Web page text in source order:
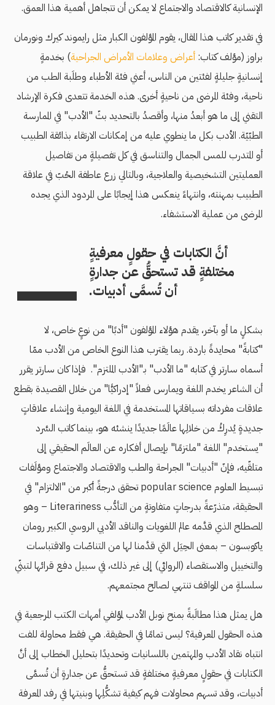
الإنسانية كالاقتصاد والاجتماع لا يمكن أن تتجاهل أهمية هذا العمق.
في تقدير كاتب هذا المقال، يقوم المؤلفون الكبار مثل رايموند كيرك ونورمان
براوز (مؤلف كتاب: أعراض وعلامات الأمراض الجراحية) بخدمةٍ
إنسانيةٍ جليلةٍ لفئتين من الناس، أعني فئة الأطباء وطلَبة الطب من
ناحية، وفئة المرضى من ناحيةٍ أخرى. هذه الخدمة تتعدى فكرة الإرشاد
التقني إلى ما هو أبعدُ منها، وأقصدُ بالتحديد بثّ "الأدب" في الممارسة
الطبّيّة. الأدب بكل ما ينطوي عليه من إمكانات الارتقاء بذائقة الطبيب
أو المتدرب للمس الجمال والتناسق في كل تفصيلةٍ من تفاصيل
العمليتين التشخيصية والعلاجية، وبالتالي زرع عاطفة الحُبّ في علاقة
الطبيب بمهنته، وانتهاءً ينعكس هذا إيجابًا على المردود الذي يجده
المرضى من عملية الاستشفاء.
أنَّ الكتابات في حقولٍ معرفيةٍ
مختلفةٍ قد تستحقُّ عن جدارةٍ
أن تُسمَّى أدبيات.
بشكلٍ ما أو بآخر، يقدم هؤلاء المؤلفون "أدبًا" من نوعٍ خاص، لا
"كتابةً" محايدةً باردة. ربما يقترب هذا النوع الخاص من الأدب ممّا
أسماه سارتر في كتابه "ما الأدب" بـ"الأدب الملتزم". فإذا كان سارتر يقرر
أن الشاعر يخدم اللغة ويمارس فعلاً "إدراكيًّا" من خلال القصيدة بقطع
علاقات مفرداته بسياقاتها المستخدمة في اللغة اليومية وإنشاء علاقاتٍ
جديدةٍ يُدرِكُ من خلالِها عالَمًا جديدًا ينشئه هو، بينما كاتب السَّرد
"يستخدم" اللغة "ملتزمًا" بإيصال أفكاره عن العالَم الحقيقي إلى
متلقّيه، فإنّ "أدبيات" الجراحة والطب والاقتصاد والاجتماع ومؤلَفات
تبسيط العلوم popular science تحقق درجةً أكبر من "الالتزام" في
الحقيقة، متذرّعةً بدرجاتٍ متفاوتةٍ من التأدُّب Literariness – وهو
المصطلح الذي قدَّمه عالم اللغويات والناقد الأدبي الروسي الكبير رومان
ياكوبسون – بمعنى الحِيَل التي قدَّمنا لها من التناصّات والاقتباسات
والتخييل والاستقصاء (الروائي) إلى غير ذلك، في سبيل دفع قرائها لتبنّي
سلسلةٍ من المواقف تنتهي لصالح مجتمعهم.
هل يمثل هذا مطالَبةً بمنح نوبل الأدب لمؤلفي أمهات الكتب المرجعية في
هذه الحقول المعرفية؟ ليس تمامًا في الحقيقة. هي فقط محاولة للفت
انتباه نقاد الأدب والمهتمين باللسانيات وتحديدًا بتحليل الخطاب إلى أنَّ
الكتابات في حقولٍ معرفيةٍ مختلفةٍ قد تستحقُّ عن جدارةٍ أن تُسمَّى
أدبيات، وقد تسهم محاولات فهم كيفية تشكُّلِها وبنيتها في رفد المعرفة